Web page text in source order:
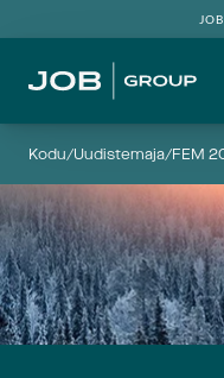
Kodu/Uudistemaja/FEM